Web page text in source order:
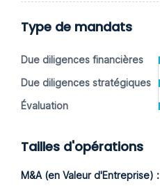
Type de mandats
Due diligences financières
Due diligences stratégiques
Évaluation
Tailles d'opérations
M&A (en Valeur d'Entreprise) :